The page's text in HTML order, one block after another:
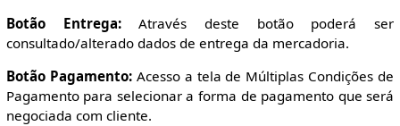
Botão Entrega:Através deste botão poderá ser
consultado/alterado dados de entrega da mercadoria.
Botão Pagamento: Acesso a tela de Múltiplas Condições de
Pagamento para selecionar a forma de pagamento que será
negociada com cliente.